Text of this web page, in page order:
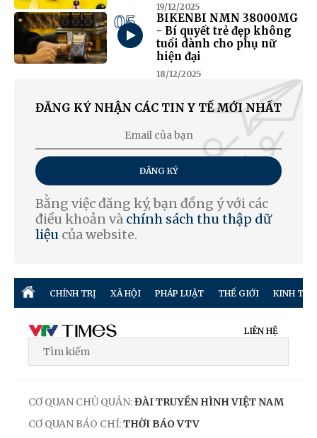
19/12/2025
05
BIKENBI NMN 38000MG
- Bí quyết trẻ đẹp không
tuổi dành cho phụ nữ
hiện đại
18/12/2025
ĐĂNG KÝ NHẬN CÁC TIN Y TẾ MỚI NHẤT
ĐĂNG KÝ
Bằng việc đăng ký, bạn đồng ý với các
điều khoản và chính sách thu thập dữ
liệu của website.
CHÍNH TRỊ XÃ HỘI PHÁP LUẬT THẾ GIỚI KINH TẾ
LIÊN HỆ
CƠ QUAN CHỦ QUẢN:ĐÀI TRUYỀN HÌNH VIỆT NAM
CƠ QUAN BÁO CHÍ:THỜI BÁO VTV